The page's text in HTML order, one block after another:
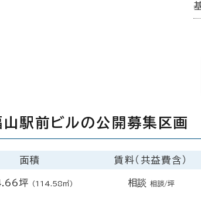
駅前ビルの公開募集区画
面積 賃料（共益費含）
坪 （114.58㎡） 相談 相談/坪